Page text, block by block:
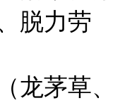
脱力劳
龙茅草、